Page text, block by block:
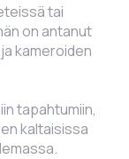
tai
on antanut
ja kameroiden
tapahtumiin,
kaltaisissa